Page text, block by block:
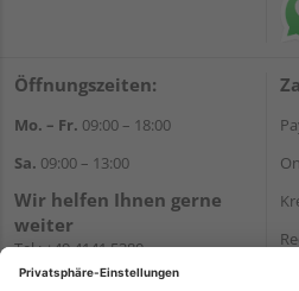
Öffnungszeiten:
Mo. – Fr. 09:00 – 18:00
Sa. 09:00 – 13:00
Wir helfen Ihnen gerne
weiter
Tel.:+49 4141 5380
E-Mail:shop@holzland-funk.de